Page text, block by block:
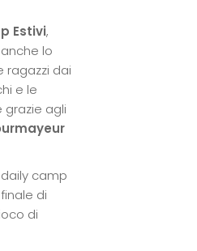
Estivi,
lo
ragazzi dai
e le
agli
camp
di
di